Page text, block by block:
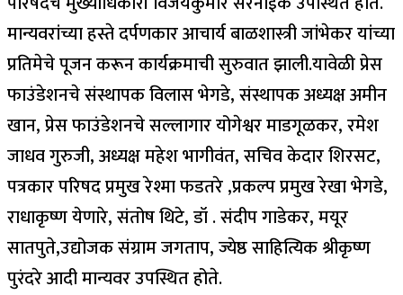
मान्यवरांच्या हस्ते दर्पणकार आचार्य बाळशास्त्री जांभेकर यांच्या
प्रतिमेचे पूजन करून कार्यक्रमाची सुरुवात झाली.यावेळी प्रेस
फाउंडेशनचे संस्थापक विलास भेगडे, संस्थापक अध्यक्ष अमीन
खान, प्रेस फाउंडेशनचे सल्लागार योगेश्वर माडगूळकर, रमेश
जाधव गुरुजी, अध्यक्ष महेश भागीवंत, सचिव केदार शिरसट,
पत्रकार परिषद प्रमुख रेश्मा फडतरे ,प्रकल्प प्रमुख रेखा भेगडे,
राधाकृष्ण येणारे, संतोष थिटे, डॉ . संदीप गाडेकर, मयूर
सातपुते,उद्योजक संग्राम जगताप, ज्येष्ठ साहित्यिक श्रीकृष्ण
पुरंदरे आदी मान्यवर उपस्थित होते.